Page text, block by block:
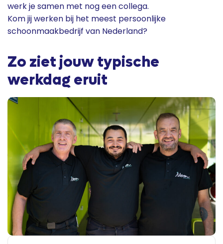
werk je samen met nog een collega.
Kom jij werken bij het meest persoonlijke
schoonmaakbedrijf van Nederland?
Zo ziet jouw typische
werkdag eruit